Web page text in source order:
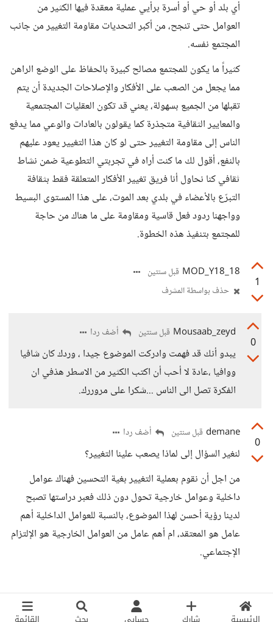
أي بلد أو حي أو أسرة برأيي عملية معقدة فيها الكثير من
العوامل حتى تنجح، من أكبر التحديات مقاومة التغيير من جانب
المجتمع نفسه.
كثيراً ما يكون للمجتمع مصالح كبيرة بالحفاظ على الوضع الراهن
مما يجعل من الصعب على الأفكار والإصلاحات الجديدة أن يتم
تقبلها من الجميع بسهولة، يعني قد تكون العقليات المجتمعية
والمعايير الثقافية متجذرة كما يقولون بالعادات والوعي مما يدفع
الناس إلى مقاومة التغيير حتى لو كان هذا التغيير يعود عليهم
بالنفع، أقول لك ما كنت أراه في تجربتي التطوعية ضمن نشاط
ثقافي كنا نحاول أنا فريق تغيير الأفكار المتعلقة فقط بثقافة
التبرّع بالأعضاء في بلدي بعد الموت، على هذا المستوى البسيط
وواجهنا ردود فعل قاسية ومقاومة على ما هناك من حاجة
للمجتمع بتنفيذ هذه الخطوة.
1
18_MOD_Y18
قبل سنتين
حذف بواسطة المشرف
0
Mousaab_zeyd قبل سنتين أضف ردا
يبدو أنك قد فهمت وادركت الموضوع جيدا ، وردك كان شافيا
ووافيا ،عادة لا أحب أن اكتب الكثير من الاسطر هذفي ان
الفكرة تصل الى الناس ...شكرا على مروررك.
0
demane قبل سنتين أضف ردا
لنغير السؤال إلى لماذا يصعب علينا التغيير؟
من اجل أن نقوم بعملية التغيير بغية التحسين فهناك عوامل
داخلية وعوامل خارجية تحول دون ذلك فعبر دراستها تصبح
لدينا رؤية أحسن لهذا الموضوع، بالنسبة للعوامل الداخلية أهم
عامل هو المعتقد، ام أهم عامل من العوامل الخارجية هو الإلتزام
الإجتماعي.